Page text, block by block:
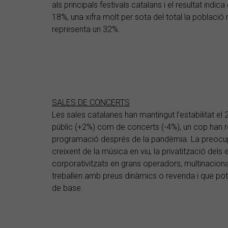
als principals festivals catalans i el resultat
18%, una xifra molt per sota del total la població
representa un 32%.
SALES DE CONCERTS
Les sales catalanes han mantingut l’estabilitat el
públic (+2%) com de concerts (-4%), un cop han
programació després de la pandèmia. La
creixent de la música en viu, la privatització dels
corporativitzats en grans operadors,
treballen amb preus dinàmics o revenda i que
de base.